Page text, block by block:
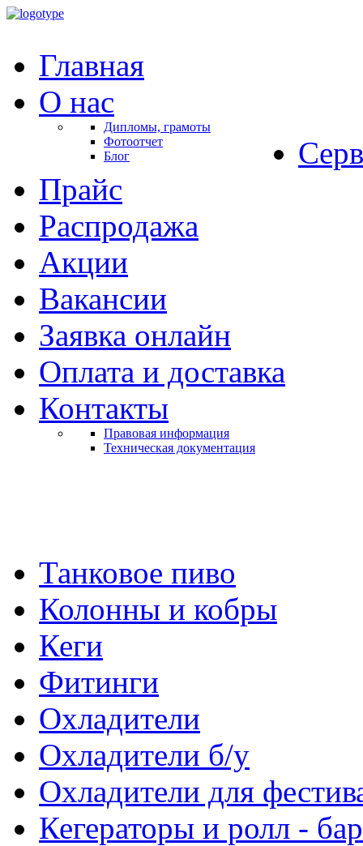
Главная
О нас
Дипломы, грамоты
Фотоотчет
Блог
Прайс
Распродажа
Акции
Вакансии
Заявка онлайн
Оплата и доставка
Контакты
Правовая информация
Техническая документация
Танковое пиво
Колонны и кобры
Кеги
Фитинги
Охладители
Охладители б/у
Охладители для
Кегераторы и ролл -